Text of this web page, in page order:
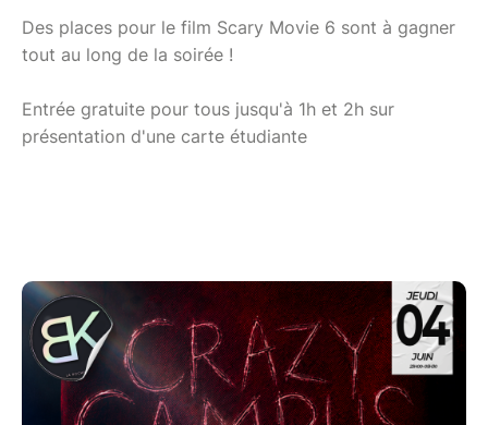
Des places pour le film Scary Movie 6 sont à gagner
tout au long de la soirée !
Entrée gratuite pour tous jusqu'à 1h et 2h sur
présentation d'une carte étudiante